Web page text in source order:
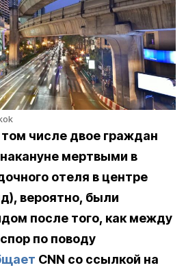
числе двое граждан
мертвыми в
отеля в центре
вероятно, были
после того, как между
по поводу
CNN со ссылкой на